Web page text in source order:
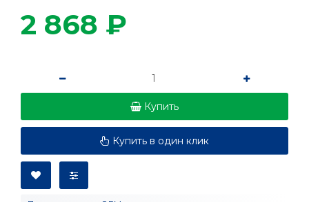
2 868 ₽
Купить
Купить в один клик